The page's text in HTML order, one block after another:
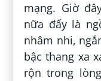
mạng. Giờ
nữa đấy là
nhâm nhi,
bậc thang xa
rộn trong